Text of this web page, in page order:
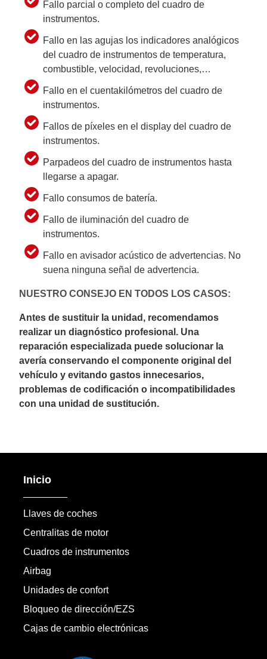
Fallo parcial o completo del cuadro de
instrumentos.
Fallo en las agujas los indicadores analógicos
del cuadro de instrumentos de temperatura,
combustible, velocidad, revoluciones,…
Fallo en el cuentakilómetros del cuadro de
instrumentos.
Fallos de píxeles en el display del cuadro de
instrumentos.
Parpadeos del cuadro de instrumentos hasta
llegarse a apagar.
Fallo consumos de batería.
Fallo de iluminación del cuadro de
instrumentos.
Fallo en avisador acústico de advertencias. No
suena ninguna señal de advertencia.
NUESTRO CONSEJO EN TODOS LOS CASOS:
Antes de sustituir la unidad, recomendamos
realizar un diagnóstico profesional. Una
reparación especializada puede solucionar la
avería conservando el componente original del
vehículo y evitando gastos innecesarios,
problemas de codificación o incompatibilidades
con una unidad de sustitución.
Inicio
Llaves de coches
Centralitas de motor
Cuadros de instrumentos
Airbag
Unidades de confort
Bloqueo de dirección/EZS
Cajas de cambio electrónicas